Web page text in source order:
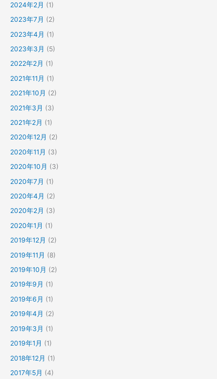
2024年2月 (1)
2023年7月 (2)
2023年4月 (1)
2023年3月 (5)
2022年2月 (1)
2021年11月 (1)
2021年10月 (2)
2021年3月 (3)
2021年2月 (1)
2020年12月 (2)
2020年11月 (3)
2020年10月 (3)
2020年7月 (1)
2020年4月 (2)
2020年2月 (3)
2020年1月 (1)
2019年12月 (2)
2019年11月 (8)
2019年10月 (2)
2019年9月 (1)
2019年6月 (1)
2019年4月 (2)
2019年3月 (1)
2019年1月 (1)
2018年12月 (1)
2017年5月 (4)